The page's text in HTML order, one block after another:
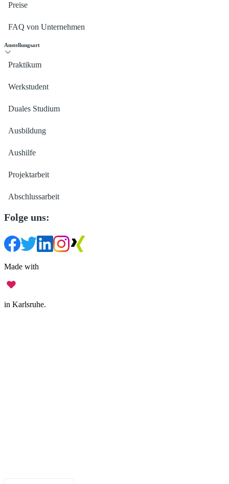
Preise
FAQ von Unternehmen
Anstellungsart
Praktikum
Werkstudent
Duales Studium
Ausbildung
Aushilfe
Projektarbeit
Abschlussarbeit
Folge uns:
Made with
in Karlsruhe.